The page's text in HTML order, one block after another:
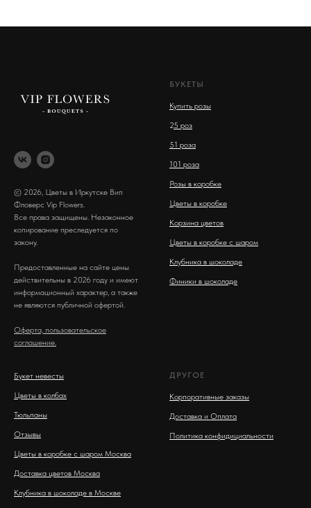
© 2026, Цветы в Иркутске Вип
Фловерс Vip Flowers.
Все права защищены. Незаконное
копирование преследуется по
закону.
Предоставленные на сайте цены
действительны в 2026 году и имеют
информационный характер, а также
не являются публичной офертой.
Оферта, пользовательское
соглашение.
БУКЕТЫ
Купить розы
25 роз
51 роза
101 роза
Розы в коробке
Цветы в коробке
Корзина цветов
Цветы в коробке с шаром
Клубника в шоколаде
Финики в шоколаде
Букет невесты
Цветы в колбах
Тюльпаны
Отзывы
Цветы в коробке с шаром Москва
Доставка цветов Москва
Клубника в шоколаде в Москве
ДРУГОЕ
Корпоративные заказы
Доставка и Оплата
Политика конфидициальности